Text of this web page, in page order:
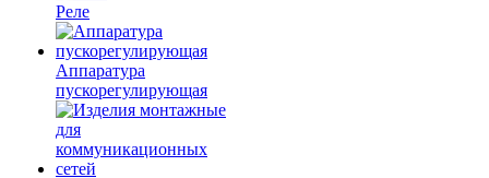
Реле
Аппаратура
пускорегулирующая